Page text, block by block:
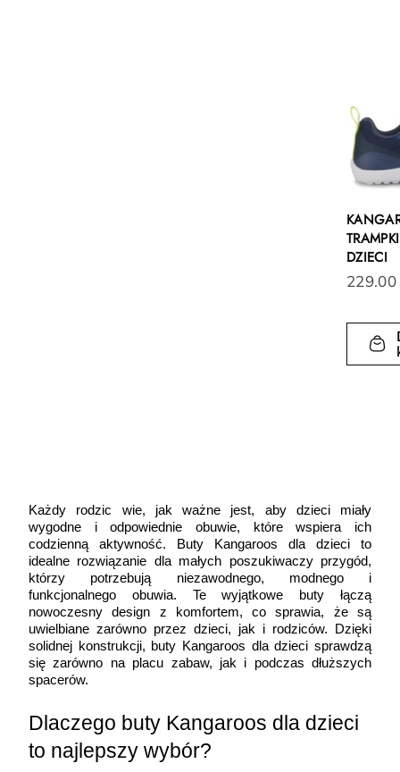
DZIECI
229.00
Każdy rodzic wie, jak ważne jest, aby dzieci miały
wygodne i odpowiednie obuwie, które wspiera ich
codzienną aktywność. Buty Kangaroos dla dzieci to
idealne rozwiązanie dla małych poszukiwaczy przygód,
którzy potrzebują niezawodnego, modnego i
funkcjonalnego obuwia. Te wyjątkowe buty łączą
nowoczesny design z komfortem, co sprawia, że są
uwielbiane zarówno przez dzieci, jak i rodziców. Dzięki
solidnej konstrukcji, buty Kangaroos dla dzieci sprawdzą
się zarówno na placu zabaw, jak i podczas dłuższych
spacerów.
Dlaczego buty Kangaroos dla dzieci
to najlepszy wybór?